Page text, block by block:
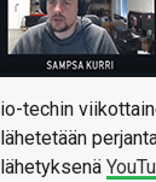
io-techin
lähetetään
lähetyksenä